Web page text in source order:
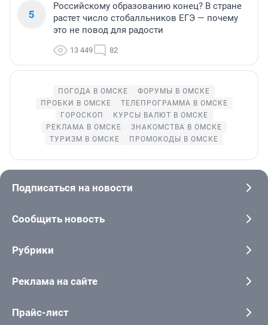
5
Российскому образованию конец? В стране
растет число стобалльников ЕГЭ — почему
это не повод для радости
13 449 82
ПОГОДА В ОМСКЕ
ФОРУМЫ В ОМСКЕ
ПРОБКИ В ОМСКЕ
ТЕЛЕПРОГРАММА В ОМСКЕ
ГОРОСКОП
КУРСЫ ВАЛЮТ В ОМСКЕ
РЕКЛАМА В ОМСКЕ
ЗНАКОМСТВА В ОМСКЕ
ТУРИЗМ В ОМСКЕ
ПРОМОКОДЫ В ОМСКЕ
Подписаться на новости
Сообщить новость
Рубрики
Реклама на сайте
Прайс-лист